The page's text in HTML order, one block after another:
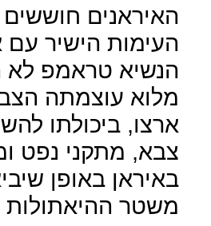
האיראנים
העימות הישיר
הנשיא טראמפ לא
מלוא עוצמתה
ארצו, ביכולתו
צבא, מתקני נפט
באיראן באופן
משטר ההיאתולות